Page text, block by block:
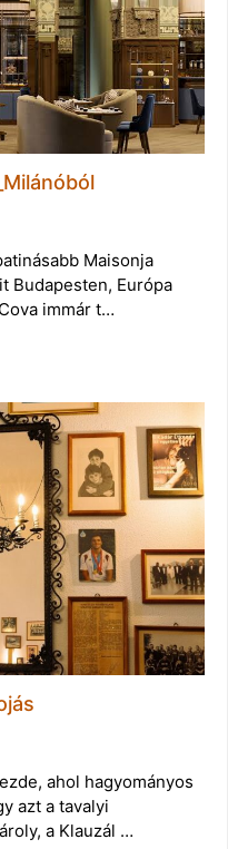
Maisonja
Budapesten, Európa
immár t…
ahol hagyományos
azt a tavalyi
a Klauzál …